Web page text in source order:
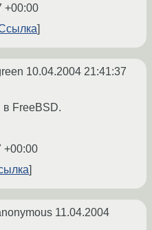
+00:00
10.04.2004 21:41:37
FreeBSD.
+00:00
11.04.2004